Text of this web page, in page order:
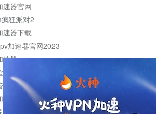
速器官网
狂派对2
速器下载
加速器官网2023
速器
速器加速
理平台
器
费加速服务器